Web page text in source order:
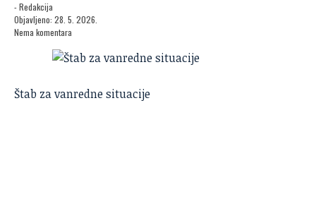
- Redakcija
Objavljeno: 28. 5. 2026.
Nema komentara
Štab za vanredne situacije